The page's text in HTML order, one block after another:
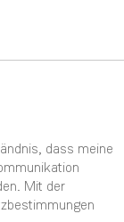
dass meine
Mit der